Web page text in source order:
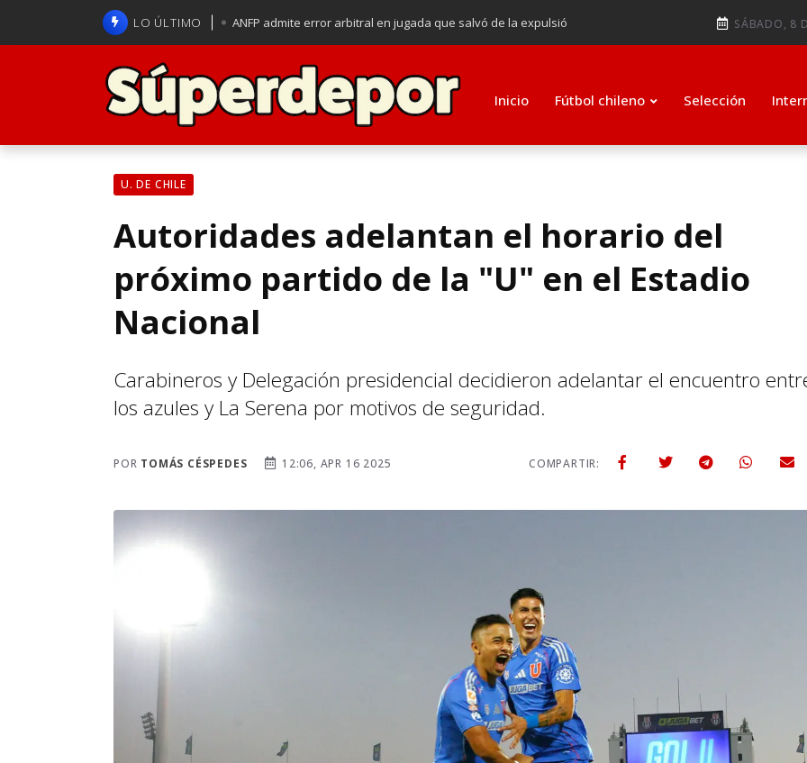
LO ÚLTIMO ANFP admite error arbitral en jugada que salvó de la expulsió
La U se aferra a la esperanza de clasificar a octavos de
Brasil anuncia a Carlo Ancelotti como su nuevo entrenador para
SÁBADO, 8
Inicio Fútbol chileno Selección
U. DE CHILE
Autoridades adelantan el horario del
próximo partido de la "U" en el Estadio
Nacional
Carabineros y Delegación presidencial decidieron adelantar el encuentro
los azules y La Serena por motivos de seguridad.
POR TOMÁS CÉSPEDES 12:06, APR 16 2025 COMPARTIR: